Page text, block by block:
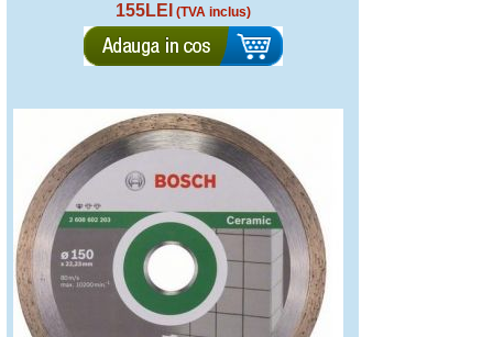
155LEI (TVA inclus)